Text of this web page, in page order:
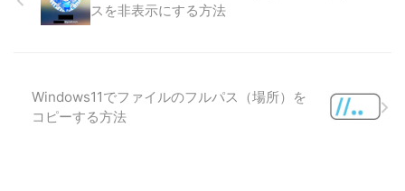
スを非表示にする方法
Windows11でファイルのフルパス（場所）を
コピーする方法